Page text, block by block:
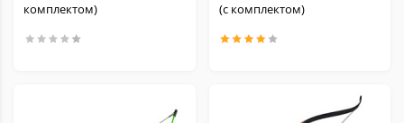
комплектом)
(с комплектом)